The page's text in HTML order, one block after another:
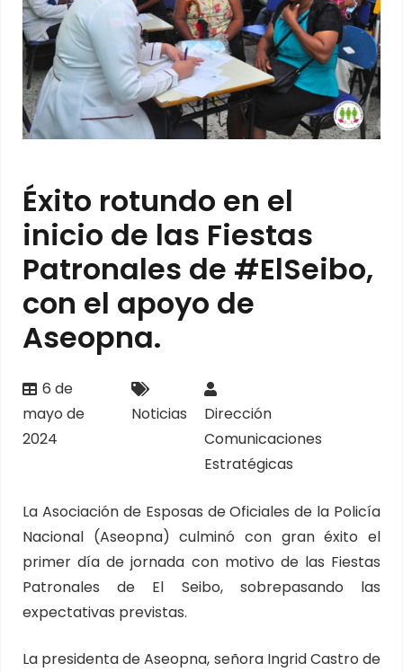
Éxito rotundo en el
inicio de las Fiestas
Patronales de #ElSeibo,
con el apoyo de
Aseopna.
6 de
mayo de
2024
Noticias
Dirección
Comunicaciones
Estratégicas
La Asociación de Esposas de Oficiales de la Policía
Nacional (Aseopna) culminó con gran éxito el
primer día de jornada con motivo de las Fiestas
Patronales de El Seibo, sobrepasando las
expectativas previstas.
La presidenta de Aseopna, señora Ingrid Castro de